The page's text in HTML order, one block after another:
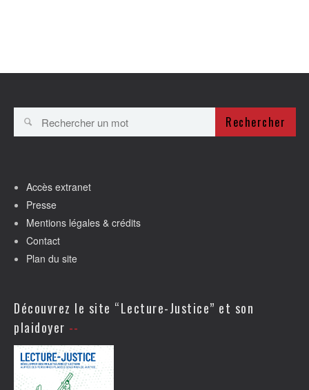
Rechercher
Accès extranet
Presse
Mentions légales & crédits
Contact
Plan du site
Découvrez le site “Lecture-Justice” et son
plaidoyer